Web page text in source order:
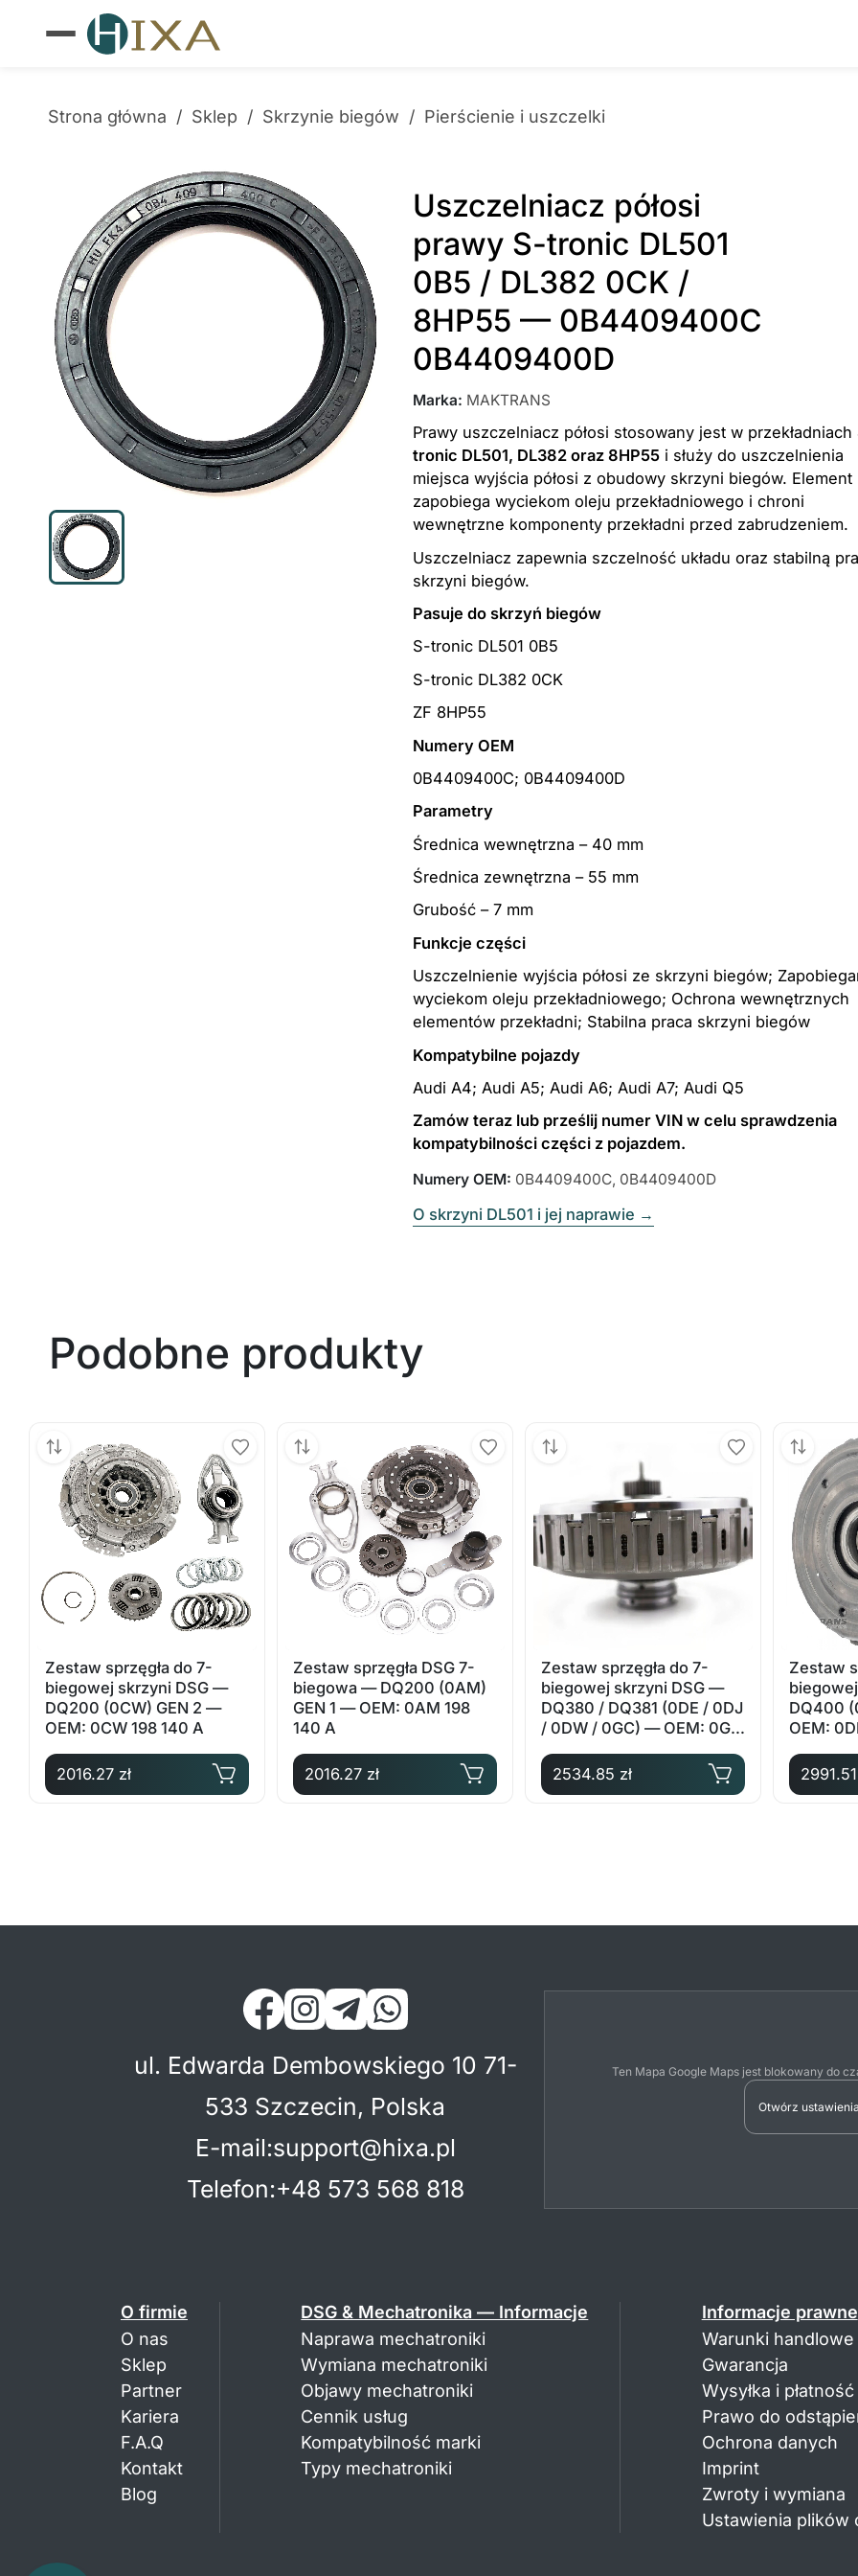
Strona główna / Sklep / Skrzynie biegów / Pierścienie i uszczelki
Uszczelniacz półosi
prawy S-tronic DL501
0B5 / DL382 0CK /
8HP55 — 0B4409400C
0B4409400D
Marka: MAKTRANS
Prawy uszczelniacz półosi stosowany jest w przekładniach
tronic DL501, DL382 oraz 8HP55 i służy do uszczelnienia
miejsca wyjścia półosi z obudowy skrzyni biegów. Element
zapobiega wyciekom oleju przekładniowego i chroni
wewnętrzne komponenty przekładni przed zabrudzeniem.
Uszczelniacz zapewnia szczelność układu oraz stabilną
skrzyni biegów.
Pasuje do skrzyń biegów
S-tronic DL501 0B5
S-tronic DL382 0CK
ZF 8HP55
Numery OEM
0B4409400C; 0B4409400D
Parametry
Średnica wewnętrzna – 40 mm
Średnica zewnętrzna – 55 mm
Grubość – 7 mm
Funkcje części
Uszczelnienie wyjścia półosi ze skrzyni biegów;
wyciekom oleju przekładniowego; Ochrona wewnętrznych
elementów przekładni; Stabilna praca skrzyni biegów
Kompatybilne pojazdy
Audi A4; Audi A5; Audi A6; Audi A7; Audi Q5
Zamów teraz lub prześlij numer VIN w celu sprawdzenia
kompatybilności części z pojazdem.
Numery OEM: 0B4409400C, 0B4409400D
O skrzyni DL501 i jej naprawie →
Podobne produkty
Zestaw sprzęgła do 7-
biegowej skrzyni DSG —
DQ200 (0CW) GEN 2 —
OEM: 0CW 198 140 A
2016.27 zł
Zestaw sprzęgła DSG 7-
biegowa — DQ200 (0AM)
GEN 1 — OEM: 0AM 198
140 A
2016.27 zł
Zestaw sprzęgła do 7-
biegowej skrzyni DSG —
DQ380 / DQ381 (0DE / 0DJ
/ 0DW / 0GC) — OEM: 0GC
2534.85 zł
Zestaw
DQ400
OEM:
ul. Edwarda Dembowskiego 10 71-
533 Szczecin, Polska
E-mail:support@hixa.pl
Telefon:+48 573 568 818
Ten Mapa Google Maps jest blokowany do
Otwórz
O firmie
O nas
Sklep
Partner
Kariera
F.A.Q
Kontakt
Blog
DSG & Mechatronika — Informacje
Naprawa mechatroniki
Wymiana mechatroniki
Objawy mechatroniki
Cennik usług
Kompatybilność marki
Typy mechatroniki
Informacje prawne
Warunki handlowe
Gwarancja
Wysyłka i płatność
Prawo do
Ochrona danych
Imprint
Zwroty i wymiana
Ustawienia plików